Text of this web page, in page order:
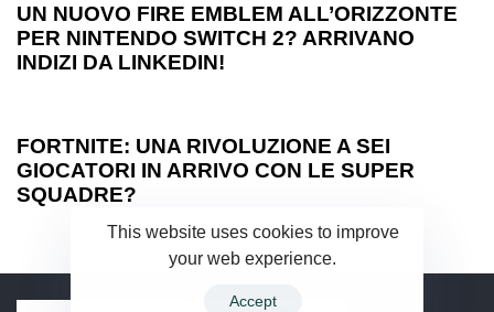
UN NUOVO FIRE EMBLEM ALL’ORIZZONTE
PER NINTENDO SWITCH 2? ARRIVANO
INDIZI DA LINKEDIN!
FORTNITE: UNA RIVOLUZIONE A SEI
GIOCATORI IN ARRIVO CON LE SUPER
SQUADRE?
This website uses cookies to improve
your web experience.
Accept